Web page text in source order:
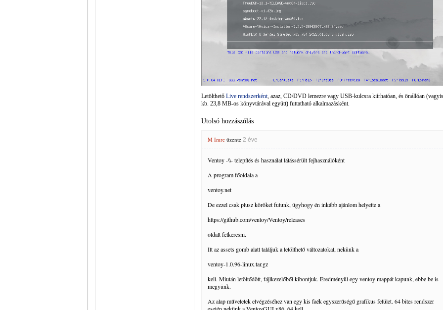
Letölthető Live rendszerként, azaz, CD/DVD lemezre vagy USB-kulcsra kiírhatóan, és önállóan
kb. 23,8 MB-os könyvtárával együtt) futtatható alkalmazásként.
Utolsó hozzászólás
M Imre üzente 2 éve
Ventoy -\\- telepítés és használat látássérült fejhasználóként
A program főoldala a
ventoy.net
De ezzel csak plusz köröket futunk, úgyhogy én inkább ajánlom helyette a
https://github.com/ventoy/Ventoy/releases
oldalt felkeresni.
Itt az assets gomb alatt találjuk a letölthető változatokat, nekünk a
ventoy-1.0.96-linux.tar.gz
kell. Miután letöltődött, fájlkezelőből kibontjuk. Eredményül egy ventoy mappát kapunk, ebbe be is
megyünk.
Az alap műveletek elvégzéséhez van egy kis faék egyszerűségű grafikus felület. 64 bites rendszer